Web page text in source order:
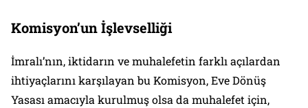
Komisyon’un İşlevselliği
İmralı’nın, iktidarın ve muhalefetin farklı açılardan
ihtiyaçlarını karşılayan bu Komisyon, Eve Dönüş
Yasası amacıyla kurulmuş olsa da muhalefet için,